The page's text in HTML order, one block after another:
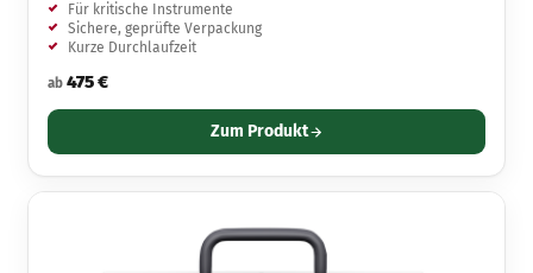
Für kritische Instrumente
Sichere, geprüfte Verpackung
Kurze Durchlaufzeit
ab475 €
Zum Produkt